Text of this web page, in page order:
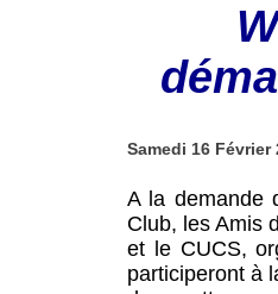
Samedi 16 Février
A la demande
Club, les Amis
et le CUCS,
participeront à